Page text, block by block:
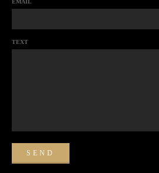
EMAIL
TEXT